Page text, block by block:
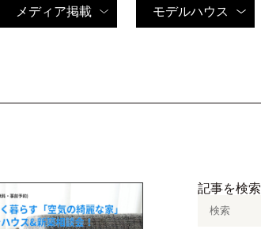
メディア掲載 モデルハウス
記事を検索